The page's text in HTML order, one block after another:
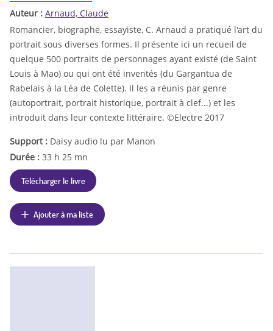
Auteur : Arnaud, Claude
Romancier, biographe, essayiste, C. Arnaud a pratiqué l'art du
portrait sous diverses formes. Il présente ici un recueil de
quelque 500 portraits de personnages ayant existé (de Saint
Louis à Mao) ou qui ont été inventés (du Gargantua de
Rabelais à la Léa de Colette). Il les a réunis par genre
(autoportrait, portrait historique, portrait à clef...) et les
introduit dans leur contexte littéraire. ©Electre 2017
Support : Daisy audio lu par Manon
Durée : 33 h 25 mn
Télécharger le livre
Ajouter à ma liste